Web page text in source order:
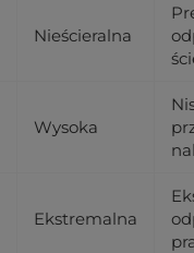
Nieścieralna
Wysoka
Ekstremalna